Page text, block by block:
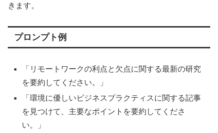
きます。
プロンプト例
「リモートワークの利点と欠点に関する最新の研究
を要約してください。」
「環境に優しいビジネスプラクティスに関する記事
を見つけて、主要なポイントを要約してくださ
い。」